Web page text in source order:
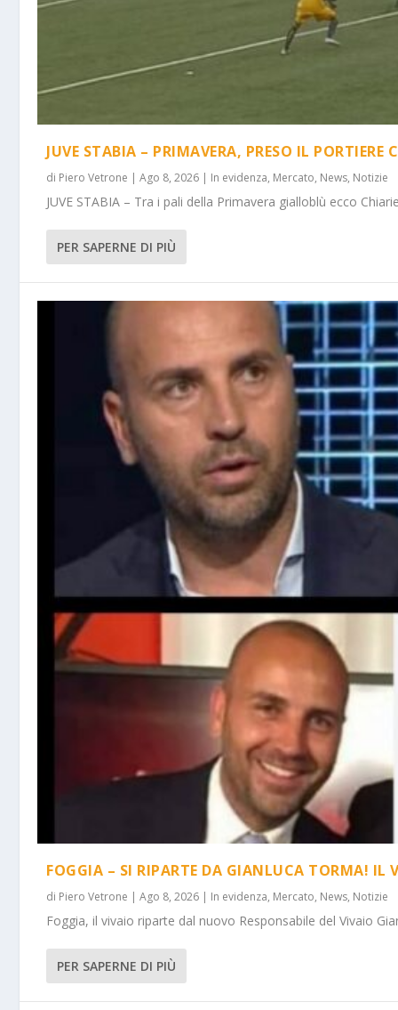
JUVE STABIA – PRIMAVERA, PRESO IL PORTIERE
di Piero Vetrone |Ago 8, 2026 | In evidenza, Mercato, News, Notizie
JUVE STABIA – Tra i pali della Primavera gialloblù ecco
PER SAPERNE DI PIÙ
FOGGIA – SI RIPARTE DA GIANLUCA TORMA! IL
di Piero Vetrone |Ago 8, 2026 | In evidenza, Mercato, News, Notizie
Foggia, il vivaio riparte dal nuovo Responsabile del Vivaio
PER SAPERNE DI PIÙ